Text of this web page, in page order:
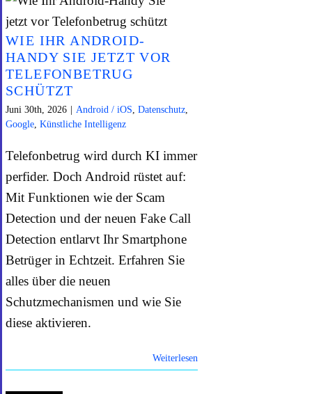
WIE IHR ANDROID-
HANDY SIE JETZT VOR
TELEFONBETRUG
SCHÜTZT
Juni 30th, 2026 | Android / iOS Datenschutz
Google Künstliche Intelligenz
Telefonbetrug wird durch KI immer
perfider. Doch Android rüstet auf:
Mit Funktionen wie der Scam
Detection und der neuen Fake Call
Detection entlarvt Ihr Smartphone
Betrüger in Echtzeit. Erfahren Sie
alles über die neuen
Schutzmechanismen und wie Sie
diese aktivieren.
Weiterlesen